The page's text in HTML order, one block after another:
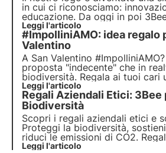
in cui ci riconosciamo:
educazione. Da oggi in poi
rappresentata da 3 api colorate
ognuna con il suo obiettivo di
raggiungere.
Leggi l'articolo
#ImpolliniAMO: idea regalo
Valentino
A San Valentino
proposta "indecente" che in
biodiversità. Regala ai tuoi cari
albero nettarifero o una Box
l'amore in ogni sua forma,
nostro insostituibile e
Leggi l'articolo
Regali Aziendali Etici: 3Bee
Biodiversità
Scopri i regali aziendali etici e
Proteggi la biodiversità,
riduci le emissioni di CO2.
tecnologici, alberi nettariferi e
Leggi l'articolo